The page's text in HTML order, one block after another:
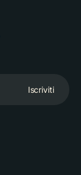
Iscriviti